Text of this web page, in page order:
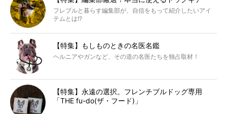
フレブルと暮らす編集部が、自信をもって紹介したいアイ
テムとは!?
【特集】もしものときの名医名鑑
ヘルニアやガンなど、その道の名医たちを独占取材！
【特集】永遠の選択。フレンチブルドッグ専用
「THE fu-do(ザ・フード)」